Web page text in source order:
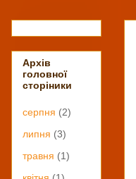
Архів
головної
сторіники
серпня (2)
липня (3)
травня (1)